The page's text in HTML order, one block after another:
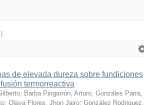
de elevada dureza sobre fundiciones
termorreactiva
; Barba Pingarrón, Arturo; Gonzáles Parra,
; Olaya Flores, Jhon Jairo; González Rodriguez,